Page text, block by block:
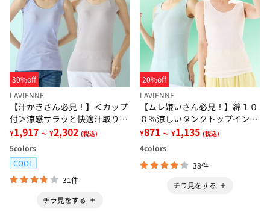
30%off
LAVIENNE
【汗かきさん必見！】＜カップ
付＞涼感サラッと快適汗取りタ
ンクトップインナー＜さらりラ
ボ＞
¥1,917 ～ ¥2,302 (税込)
5colors
COOL
31件
チラ見をする
20%off
LAVIENNE
【ムレ嫌いさん必見！】綿１０
０％涼しいタンクトップインナ
ー＜さらりラボ＞
¥871 ～ ¥1,135 (税込)
4colors
38件
チラ見をする